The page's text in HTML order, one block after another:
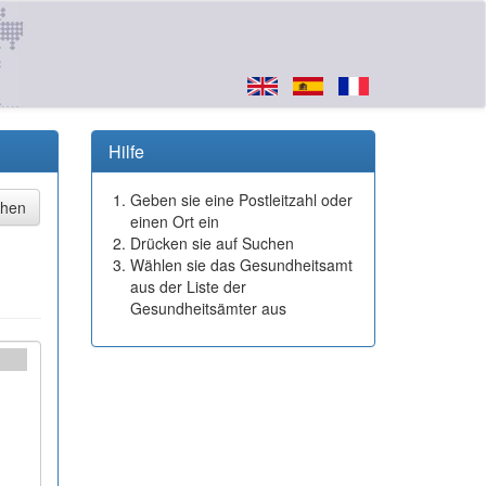
Hilfe
Geben sie eine Postleitzahl oder
einen Ort ein
Drücken sie auf Suchen
Wählen sie das Gesundheitsamt
aus der Liste der
Gesundheitsämter aus